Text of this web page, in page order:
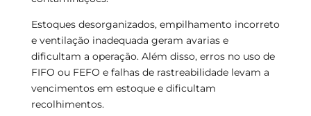
Estoques desorganizados, empilhamento incorreto
e ventilação inadequada geram avarias e
dificultam a operação. Além disso, erros no uso de
FIFO ou FEFO e falhas de rastreabilidade levam a
vencimentos em estoque e dificultam
recolhimentos.